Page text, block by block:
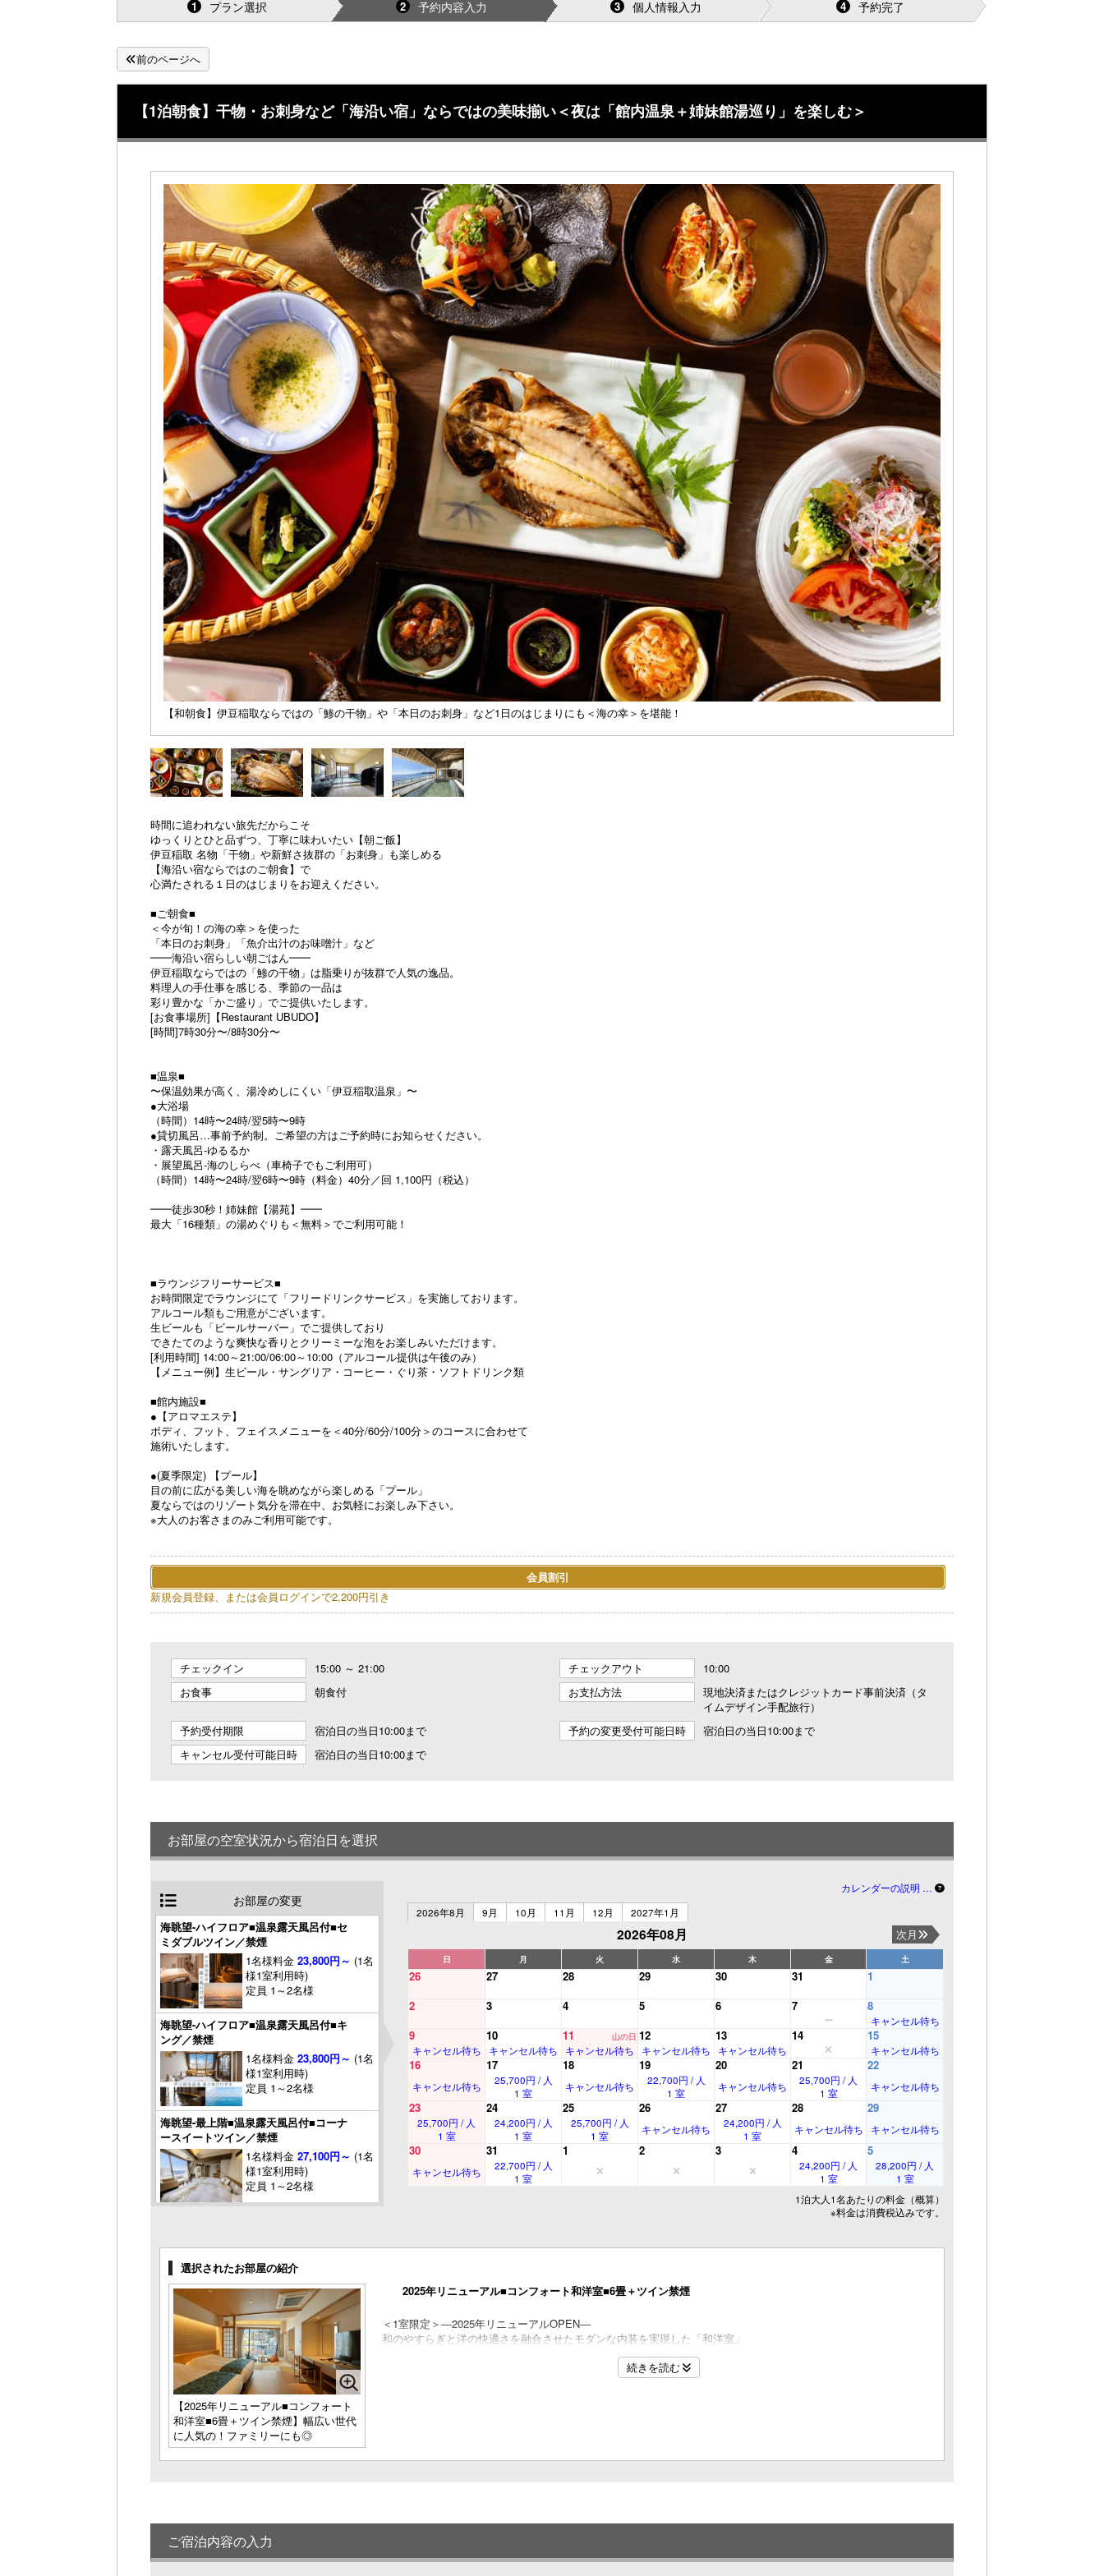
1 プラン選択 2 予約内容入力 3 個人情報入力 4 予約完了
前のページへ
【1泊朝食】干物・お刺身など「海沿い宿」ならではの美味揃い＜夜は「館内温泉＋姉妹館湯巡り」を楽しむ＞
【和朝食】伊豆稲取ならではの「鯵の干物」や「本日のお刺身」など1日のはじまりにも＜海の幸＞を堪能！
時間に追われない旅先だからこそ
ゆっくりとひと品ずつ、丁寧に味わいたい【朝ご飯】
伊豆稲取 名物「干物」や新鮮さ抜群の「お刺身」も楽しめる
【海沿い宿ならではのご朝食】で
心満たされる１日のはじまりをお迎えください。
■ご朝食■
＜今が旬！の海の幸＞を使った
「本日のお刺身」「魚介出汁のお味噌汁」など
━━海沿い宿らしい朝ごはん━━
伊豆稲取ならではの「鯵の干物」は脂乗りが抜群で人気の逸品。
料理人の手仕事を感じる、季節の一品は
彩り豊かな「かご盛り」でご提供いたします。
[お食事場所]【Restaurant UBUDO】
[時間]7時30分〜/8時30分〜
■温泉■
〜保温効果が高く、湯冷めしにくい「伊豆稲取温泉」〜
●大浴場
（時間）14時〜24時/翌5時〜9時
●貸切風呂…事前予約制。ご希望の方はご予約時にお知らせください。
・露天風呂‐ゆるるか
・展望風呂‐海のしらべ（車椅子でもご利用可）
（時間）14時〜24時/翌6時〜9時（料金）40分／回 1,100円（税込）
━━徒歩30秒！姉妹館【湯苑】━━
最大「16種類」の湯めぐりも＜無料＞でご利用可能！
■ラウンジフリーサービス■
お時間限定でラウンジにて「フリードリンクサービス」を実施しております。
アルコール類もご用意がございます。
生ビールも「ビールサーバー」でご提供しており
できたてのような爽快な香りとクリーミーな泡をお楽しみいただけます。
[利用時間] 14:00～21:00/06:00～10:00（アルコール提供は午後のみ）
【メニュー例】生ビール・サングリア・コーヒー・ぐり茶・ソフトドリンク類
■館内施設■
●【アロマエステ】
ボディ、フット、フェイスメニューを＜40分/60分/100分＞のコースに合わせて
施術いたします。
●(夏季限定) 【プール】
目の前に広がる美しい海を眺めながら楽しめる「プール」
夏ならではのリゾート気分を滞在中、お気軽にお楽しみ下さい。
※大人のお客さまのみご利用可能です。
会員割引
新規会員登録、または会員ログインで2,200円引き
チェックイン 15:00 ～ 21:00 チェックアウト
10:00
お食事
朝食付 お支払方法
現地決済またはクレジットカード事前決済（タ
イムデザイン手配旅行）
予約受付期限
宿泊日の当日10:00まで 予約の変更受付可能日時
宿泊日の当日10:00まで
キャンセル受付可能日時
宿泊日の当日10:00まで
お部屋の空室状況から宿泊日を選択
お部屋の変更
海眺望-ハイフロア■温泉露天風呂付■セ
ミダブルツイン／禁煙
1名様料金23,800円～ (1名
様1室利用時)
定員 1～2名様
海眺望-ハイフロア■温泉露天風呂付■キ
ング／禁煙
1名様料金23,800円～ (1名
様1室利用時)
定員 1～2名様
海眺望-最上階■温泉露天風呂付■コーナ
ースイートツイン／禁煙
1名様料金27,100円～ (1名
様1室利用時)
定員 1～2名様
1名様料金18,300円～(1名
様1室利用時)
定員 1～2名様
2025年リニューアル■コンフォート和洋
室■6畳＋ツイン禁煙
1名様料金 22,700円～
様1室利用時)
定員 1～4名様
スタンダードフロア■温泉露天風呂付■
和室■10畳／禁煙
1名様料金 22,700円～(1名
様1室利用時)
定員 1～4名様
定員 1～5名様
カレンダーの説明 …
2026年8月
9月 10月 11月 12月 2027年1月
2026年08月 次月
日 月 火 水 木 金 土
26 27 28 29 30 31
1
2
3 4 5 6 7 8
キャンセル待ち
9
キャンセル待ち
10
キャンセル待ち
11 山の日
キャンセル待ち
12
キャンセル待ち
13
キャンセル待ち
14 15
キャンセル待ち
16
キャンセル待ち
17
25,700円 / 人
1 室
18
キャンセル待ち
19
22,700円 / 人
1 室
20
キャンセル待ち
21
25,700円 / 人
1 室
22
キャンセル待ち
23
25,700円 / 人
1 室
24
24,200円 / 人
1 室
25
25,700円 / 人
1 室
26
キャンセル待ち
27
24,200円 / 人
1 室
28
キャンセル待ち
29
キャンセル待ち
30
キャンセル待ち
31
22,700円 / 人
1 室
1 2 3 4
24,200円 / 人
1 室
5
28,200円 / 人
1 室
1泊大人1名あたりの料金（概算）
※料金は消費税込みです。
選択されたお部屋の紹介
【2025年リニューアル■コンフォート
和洋室■6畳＋ツイン禁煙】幅広い世代
に人気の！ファミリーにも◎
2025年リニューアル■コンフォート和洋室■6畳＋ツイン禁煙
＜1室限定＞―2025年リニューアルOPEN―
和のやすらぎと洋の快適さを融合させたモダンな内装を実現した「和洋室」
ご年配の方や車椅子の方も安心してご利用いただけます。
心地よい潮風を感じながら、ゆったりとお過ごしいただけます。
■寝具■
「海を望むお部屋」（一部オーシャンビュー）
お風呂、洗面台、トイレ（洗浄機能付き）、冷蔵庫（空/自由にお使い頂けます）、テレビ、無料Wi－Fi、加湿空気
続きを読む
ご宿泊内容の入力